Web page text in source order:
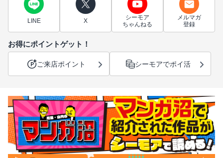
LINE X
シーモア
ちゃんねる
メルマガ
登録
お得にポイントゲット！
ご来店ポイント シーモアでポイ活